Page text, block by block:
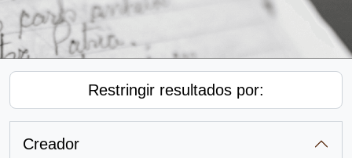
Restringir resultados por:
Creador